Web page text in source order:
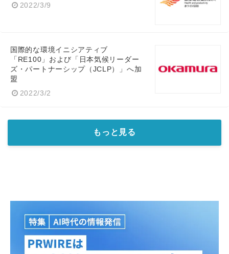
2022/3/9
国際的な環境イニシアティブ
「RE100」および「日本気候リーダー
ズ・パートナーシップ（JCLP）」へ加
盟
2022/3/2
もっと見る